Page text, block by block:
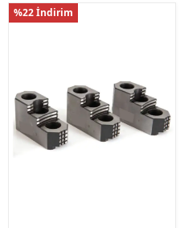
%22 İndirim